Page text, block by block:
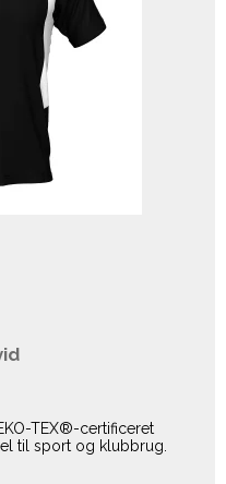
TEX®-certificeret
til sport og klubbrug.